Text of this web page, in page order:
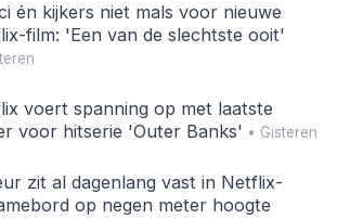
én kijkers niet mals voor nieuwe
film: 'Een van de slechtste ooit'
voert spanning op met laatste
voor hitserie 'Outer Banks' • Gisteren
zit al dagenlang vast in Netflix-
op negen meter hoogte